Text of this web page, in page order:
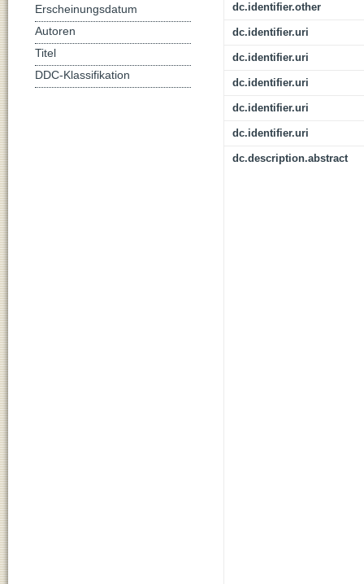
dc.identifier.other
dc.identifier.uri
dc.identifier.uri
dc.identifier.uri
dc.identifier.uri
dc.identifier.uri
dc.description.abstract
Erscheinungsdatum
Autoren
Titel
DDC-Klassifikation